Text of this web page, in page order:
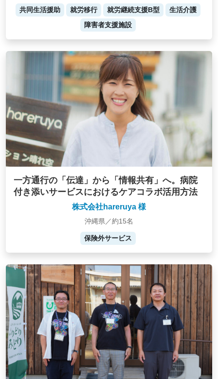
共同生活援助 就労移行 就労継続支援B型
生活介護
障害者支援施設
一方通行の「伝達」から「情報共有」へ。病院
付き添いサービスにおけるケアコラボ活用方法
株式会社hareruya 様
沖縄県／約15名
保険外サービス